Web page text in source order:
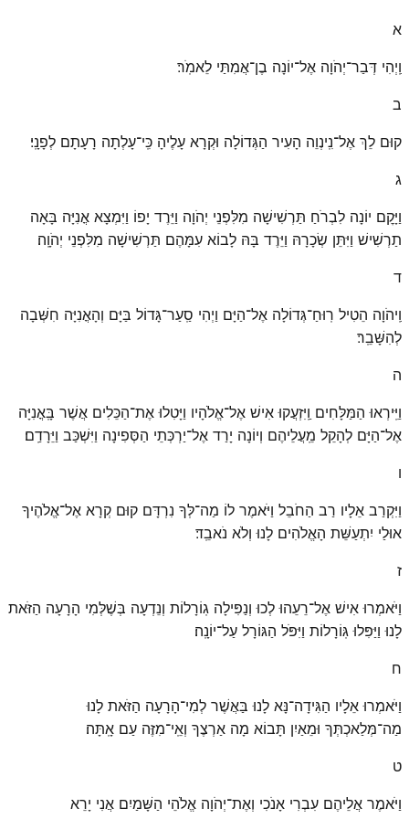
א
וַֽיְהִי דְּבַר־יְהֹוָה אֶל־יוֹנָה בֶן־אֲמִתַּי לֵאמֹֽר׃
ב
קוּם לֵךְ אֶל־נִֽינְוֵה הָעִיר הַגְּדוֹלָה וּקְרָא עָלֶיהָ כִּֽי־עָלְתָה רָעָתָם לְפָנָֽי׃
ג
וַיָּקׇם יוֹנָה לִבְרֹחַ תַּרְשִׁישָׁה מִלִּפְנֵי יְהֹוָה וַיֵּרֶד יָפוֹ וַיִּמְצָא אֳנִיָּה בָּאָה
תַרְשִׁישׁ וַיִּתֵּן שְׂכָרָהּ וַיֵּרֶד בָּהּ לָבוֹא עִמָּהֶם תַּרְשִׁישָׁה מִלִּפְנֵי יְהֹוָֽה׃
ד
וַֽיהֹוָה הֵטִיל רֽוּחַ־גְּדוֹלָה אֶל־הַיָּם וַיְהִי סַֽעַר־גָּדוֹל בַּיָּם וְהָאֳנִיָּה חִשְּׁבָה
לְהִשָּׁבֵֽר׃
ה
וַיִּֽירְאוּ הַמַּלָּחִים וַֽיִּזְעֲקוּ אִישׁ אֶל־אֱלֹהָיו וַיָּטִלוּ אֶת־הַכֵּלִים אֲשֶׁר בָּֽאֳנִיָּה
אֶל־הַיָּם לְהָקֵל מֵֽעֲלֵיהֶם וְיוֹנָה יָרַד אֶל־יַרְכְּתֵי הַסְּפִינָה וַיִּשְׁכַּב וַיֵּרָדַֽם׃
ו
וַיִּקְרַב אֵלָיו רַב הַחֹבֵל וַיֹּאמֶר לוֹ מַה־לְּךָ נִרְדָּם קוּם קְרָא אֶל־אֱלֹהֶיךָ
אוּלַי יִתְעַשֵּׁת הָאֱלֹהִים לָנוּ וְלֹא נֹאבֵֽד׃
ז
וַיֹּאמְרוּ אִישׁ אֶל־רֵעֵהוּ לְכוּ וְנַפִּילָה גֽוֹרָלוֹת וְנֵדְעָה בְּשֶׁלְּמִי הָרָעָה הַזֹּאת
לָנוּ וַיַּפִּלוּ גּֽוֹרָלוֹת וַיִּפֹּל הַגּוֹרָל עַל־יוֹנָֽה׃
ח
וַיֹּאמְרוּ אֵלָיו הַגִּידָה־נָּא לָנוּ בַּאֲשֶׁר לְמִי־הָרָעָה הַזֹּאת לָנוּ
מַה־מְּלַאכְתְּךָ וּמֵאַיִן תָּבוֹא מָה אַרְצֶךָ וְאֵֽי־מִזֶּה עַם אָֽתָּה׃
ט
וַיֹּאמֶר אֲלֵיהֶם עִבְרִי אָנֹכִי וְאֶת־יְהֹוָה אֱלֹהֵי הַשָּׁמַיִם אֲנִי יָרֵא